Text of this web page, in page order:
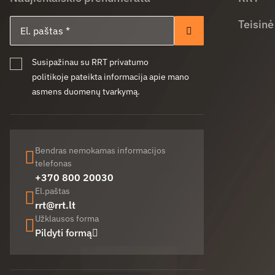
Prenumeruoti
Susipažinau su RRT privatumo
politikoje pateikta informacija apie mano
asmens duomenų tvarkymą.
Bendras nemokamas informacijos
telefonas
+370 800 20030
El.paštas
rrt@rrt.lt
Užklausos forma
Pildyti formą